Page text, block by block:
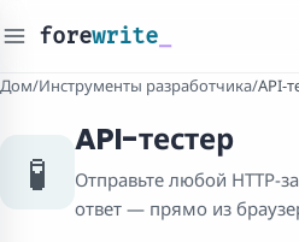
forewrite
Дом/Инструменты разработчика/API-
🧪
API-тестер
Отправьте любой HTTP-
ответ — прямо из